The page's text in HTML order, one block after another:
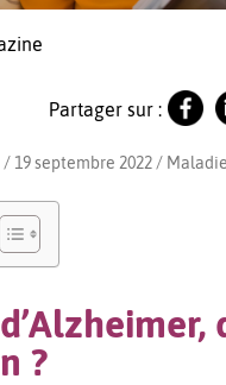
Partager sur :
19 septembre 2022 /
?